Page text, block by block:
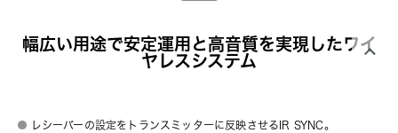
幅広い用途で安定運用と高音質を実現したワイ
ヤレスシステム
レシーバーの設定をトランスミッターに反映させるIR SYNC。